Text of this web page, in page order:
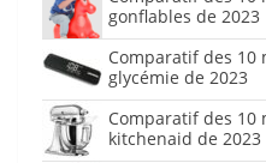
gonflables de 2023
Comparatif des 10
glycémie de 2023
Comparatif des 10
kitchenaid de 2023